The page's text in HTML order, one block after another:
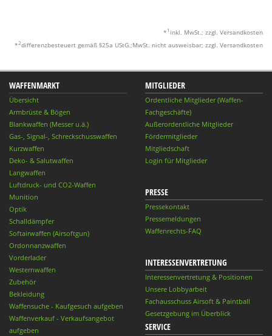
* 1 inkl. MwSt.; zzgl. Versandkosten
*2differenzbesteuert gemäß §25a UStG.;MwSt. nicht ausweisbar; zzgl. Versandkosten
WAFFENMARKT
Übersicht
Armbrüste & Bögen
Blankwaffen (Messer u.ä.)
Gas-, Signal-, Schreckschusswaffen
Kurzwaffen
Deko- & Salutwaffen
Langwaffen
Luftdruck- und CO2-Waffen
Munition
Optik
Schalldämpfer
Softairwaffen (Airsoftgun)
Ordonnanzwaffen
Vorderlader
Westernwaffen
Zubehör
Bekleidung
Waffensuche - Kaufgesuch aufgeben
Waffenverkauf - Verkaufsangebot
aufgeben
MITGLIEDER
Ordentliche Mitglieder (Waffen-
Fachgeschäfte)
Außerordentliche Mitglieder
Fördermitglieder
Mitgliedschaft
Login für Mitglieder
PRESSE
Pressekontakt
Pressemeldungen
Waffenrechts-FAQ
INTERESSENVERTRETUNG
Interessenvertretung & Positionen
Unsere Lobbyarbeit
Fachausschuss Airsoft & Paintball
Gesetzgebung im Überblick
SERVICE